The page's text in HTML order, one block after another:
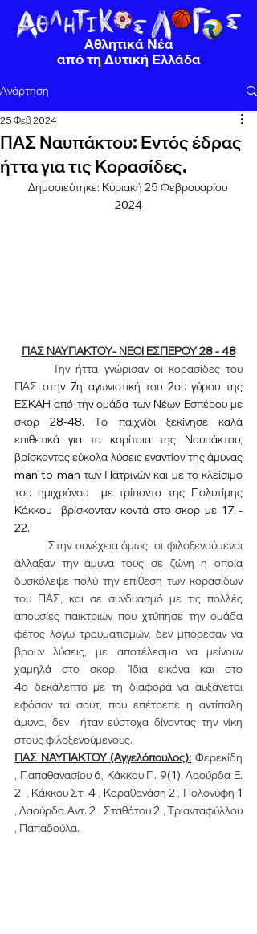
Αθλητικά Νέα
από τη Δυτική Ελλάδα
Ανάρτηση
ΠΑΣ Ναυπάκτου: Εντός έδρας
ήττα για τις Κορασίδες.
25 Φεβ 2024
Δημοσιεύτηκε: Κυριακή 25 Φεβρουαρίου
2024
ΠΑΣ ΝΑΥΠΑΚΤΟΥ- ΝΕΟΙ ΕΣΠΕΡΟΥ 28 - 48
Την ήττα γνώρισαν οι κορασίδες του
ΠΑΣ στην 7η αγωνιστική του 2ου γύρου της
ΕΣΚΑΗ από την ομάδα των Νέων Εσπέρου με
σκορ 28-48. Το παιχνίδι ξεκίνησε καλά
επιθετικά για τα κορίτσια της Ναυπάκτου,
βρίσκοντας εύκολα λύσεις εναντίον της άμυνας
man to man των Πατρινών και με το κλείσιμο
του ημιχρόνου  με τρίποντο της Πολυτίμης
Κάκκου  βρίσκονταν κοντά στο σκορ με 17 -
22.
Στην συνέχεια όμως, οι φιλοξενούμενοι
άλλαξαν την άμυνα τους σε ζώνη η οποία
δυσκόλεψε πολύ την επίθεση των κορασίδων
του ΠΑΣ, και σε συνδυασμό με τις πολλές
απουσίες παικτριών που χτύπησε την ομάδα
φέτος λόγω τραυματισμών, δεν μπόρεσαν να
βρουν λύσεις, με αποτέλεσμα να μείνουν
χαμηλά στο σκορ. Ίδια εικόνα και στο
4ο δεκάλεπτο με τη διαφορά να αυξάνεται
εφόσον τα σουτ, που επέτρεπε η αντίπαλη
άμυνα, δεν  ήταν εύστοχα δίνοντας την νίκη
στους φιλοξενούμενους.
ΠΑΣ ΝΑΥΠΑΚΤΟΥ (Αγγελόπουλος): Φερεκίδη
, Παπαθανασίου 6, Κάκκου Π. 9(1), Λαούρδα Ε.
2  , Κάκκου Στ. 4 , Καραθανάση 2 , Πολονύφη 1
, Λαούρδα Αντ. 2 , Σταθάτου 2 , Τριανταφύλλου
, Παπαδούλα.